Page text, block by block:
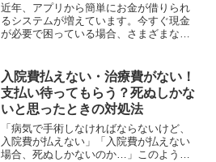
近年、アプリから簡単にお金が借りられ
るシステムが増えています。今すぐ現金
が必要で困っている場合、さまざまなア
リスクの高いアプリもあるため、注意が
必要です。本記事では、安...
入院費払えない・治療費がない！
支払い待ってもらう？死ぬしかな
いと思ったときの対処法
「病気で手術しなければならないけど、
入院費が払えない」「入院費が払えない
場合、死ぬしかないのか…」このよう